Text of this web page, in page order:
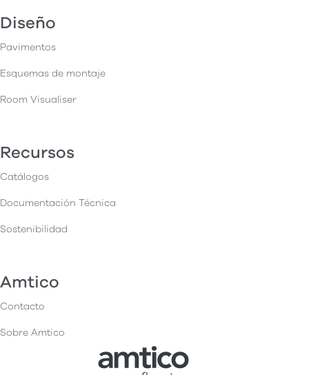
Diseño
Pavimentos
Esquemas de montaje
Room Visualiser
Recursos
Catálogos
Documentación Técnica
Sostenibilidad
Amtico
Contacto
Sobre Amtico